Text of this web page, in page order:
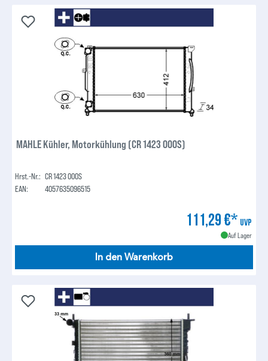
MAHLE Kühler, Motorkühlung (CR 1423 000S)
Hrst.-Nr.: CR 1423 000S
EAN:
4057635096515
111,29 €* UVP
Auf Lager
In den Warenkorb